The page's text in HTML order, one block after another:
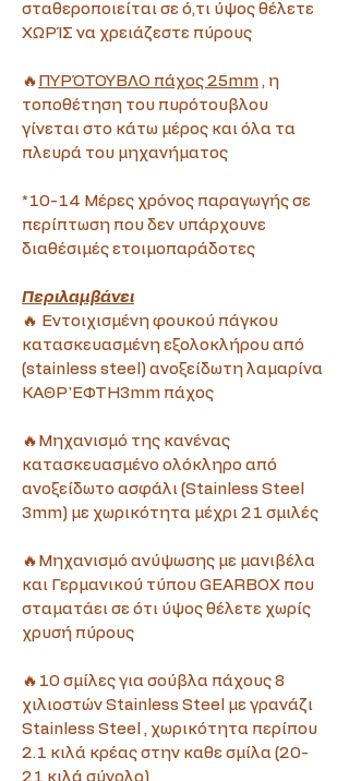
σταθεροποιείται σε ό,τι ύψος θέλετε
ΧΩΡΊΣ να χρειάζεστε πύρους
🔥 ΠΥΡΌΤΟΥΒΛΟ πάχος 25mm , η
τοποθέτηση του πυρότουβλου
γίνεται στο κάτω μέρος και όλα τα
πλευρά του μηχανήματος
*10-14 Μέρες χρόνος παραγωγής σε
περίπτωση που δεν υπάρχουνε
διαθέσιμές ετοιμοπαράδοτες
Περιλαμβάνει
🔥 Εντοιχισμένη φουκού πάγκου
κατασκευασμένη εξολοκλήρου από
(stainless steel) ανοξείδωτη λαμαρίνα
ΚΑΘΡ'ΕΦΤΗ3mm πάχος
🔥Μηχανισμό της κανένας
κατασκευασμένο ολόκληρο από
ανοξείδωτο ασφάλι (Stainless Steel
3mm) με χωρικότητα μέχρι 21 σμιλές
🔥Μηχανισμό ανύψωσης με μανιβέλα
και Γερμανικού τύπου GEARBOX που
σταματάει σε ότι ύψος θέλετε χωρίς
χρυσή πύρους
🔥10 σμίλες για σούβλα πάχους 8
χιλιοστών Stainless Steel με γρανάζι
Stainless Steel , χωρικότητα περίπου
2.1 κιλά κρέας στην καθε σμίλα (20-
21 κιλά σύνολο)